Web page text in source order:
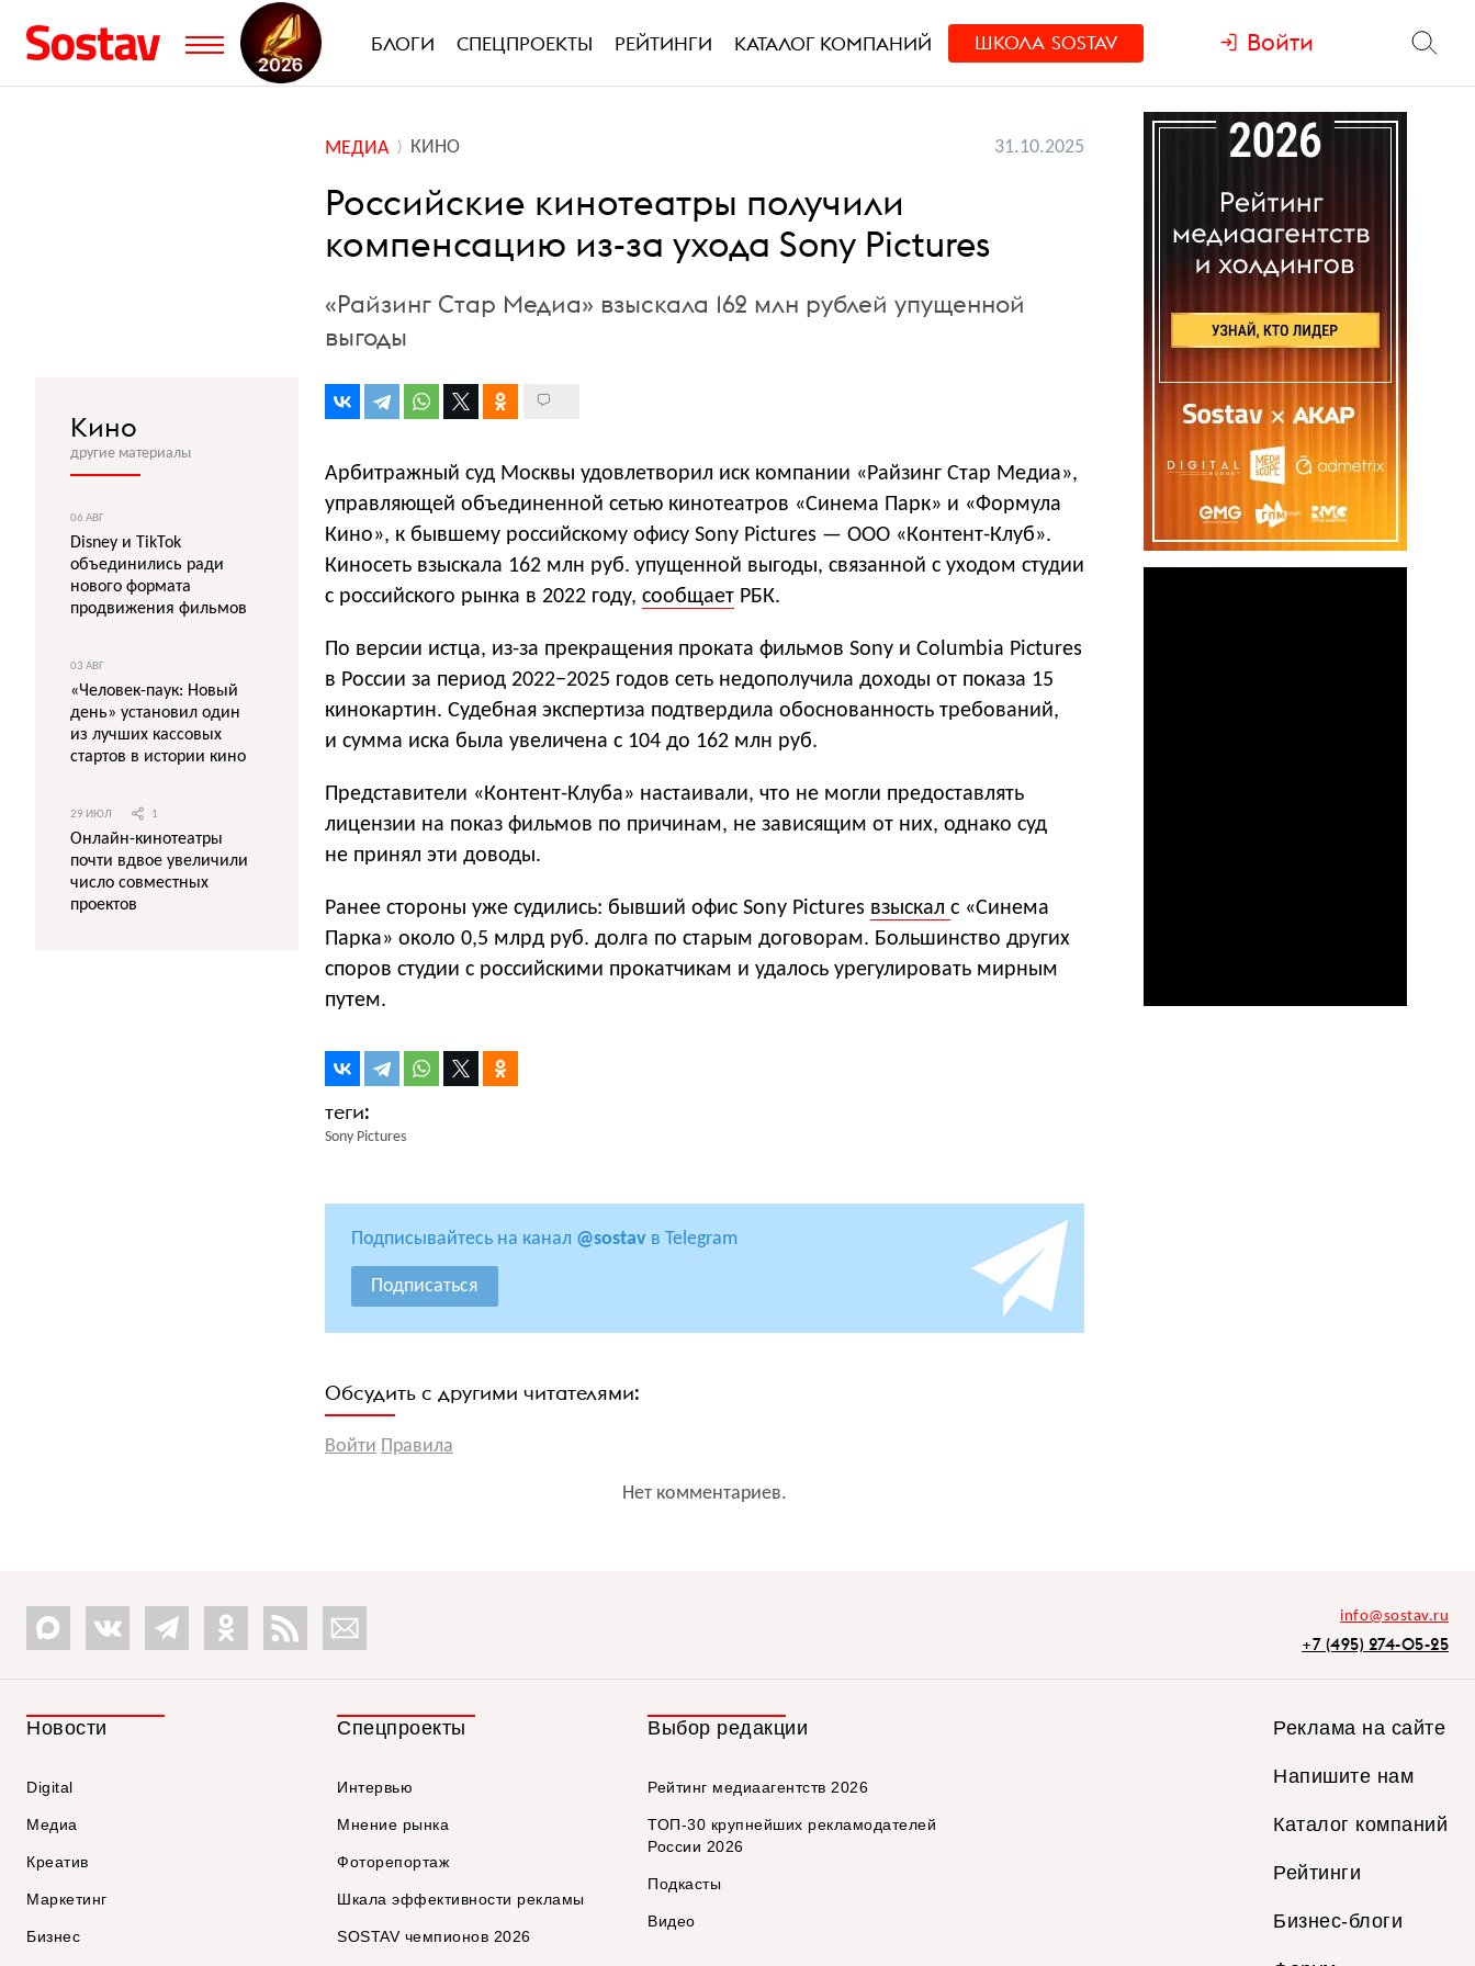
БЛОГИ СПЕЦПРОЕКТЫ РЕЙТИНГИ КАТАЛОГ КОМПАНИЙ ШКОЛА SOSTAV Войти
МЕДИА КИНО 31.10.2025
Российские кинотеатры получили
компенсацию из-за ухода Sony Pictures
«Райзинг Стар Медиа» взыскала 162 млн рублей упущенной
выгоды
Арбитражный суд Москвы удовлетворил иск компании «Райзинг Стар Медиа»,
управляющей объединенной сетью кинотеатров «Синема Парк» и «Формула
Кино», к бывшему российскому офису Sony Pictures — ООО «Контент-Клуб».
Киносеть взыскала 162 млн руб. упущенной выгоды, связанной с уходом студии
с российского рынка в 2022 году, сообщает РБК.
По версии истца, из-за прекращения проката фильмов Sony и Columbia Pictures
в России за период 2022−2025 годов сеть недополучила доходы от показа 15
кинокартин. Судебная экспертиза подтвердила обоснованность требований,
и сумма иска была увеличена с 104 до 162 млн руб.
Представители «Контент-Клуба» настаивали, что не могли предоставлять
лицензии на показ фильмов по причинам, не зависящим от них, однако суд
не принял эти доводы.
Ранее стороны уже судились: бывший офис Sony Pictures взыскал с «Синема
Парка» около 0,5 млрд руб. долга по старым договорам. Большинство других
споров студии с российскими прокатчикам и удалось урегулировать мирным
путем.
Sony Pictures
Подписывайтесь на канал @sostav в Telegram
Подписаться
Обсудить с другими читателями:
Войти Правила
Нет комментариев.
Кино
другие материалы
06 АВГ
Disney и TikTok
объединились ради
нового формата
продвижения фильмов
03 АВГ
«Человек-паук: Новый
день» установил один
из лучших кассовых
стартов в истории кино
29 ИЮЛ 1
Онлайн-кинотеатры
почти вдвое увеличили
число совместных
проектов
info@sostav.ru
+7 (495) 274-05-25
Новости
Digital
Медиа
Креатив
Маркетинг
Бизнес
Спецпроекты
Интервью
Мнение рынка
Фоторепортаж
Шкала эффективности рекламы
SOSTAV чемпионов 2026
Выбор редакции
Рейтинг медиаагентств 2026
ТОП-30 крупнейших рекламодателей
России 2026
Подкасты
Видео
Реклама на сайте
Напишите нам
Каталог компаний
Рейтинги
Бизнес-блоги